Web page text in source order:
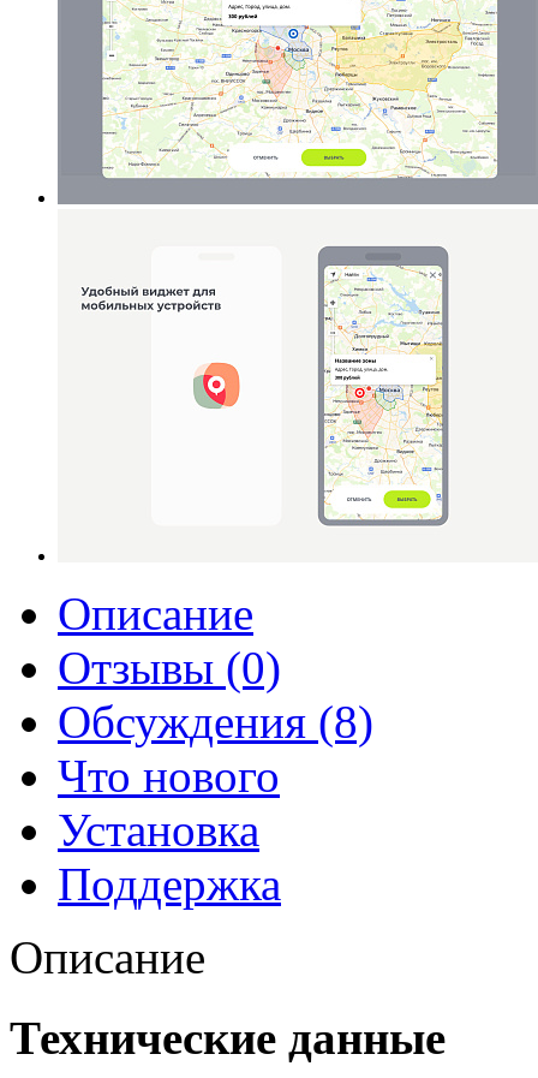
Описание
Отзывы (0)
Обсуждения (8)
Что нового
Установка
Поддержка
Описание
Технические данные